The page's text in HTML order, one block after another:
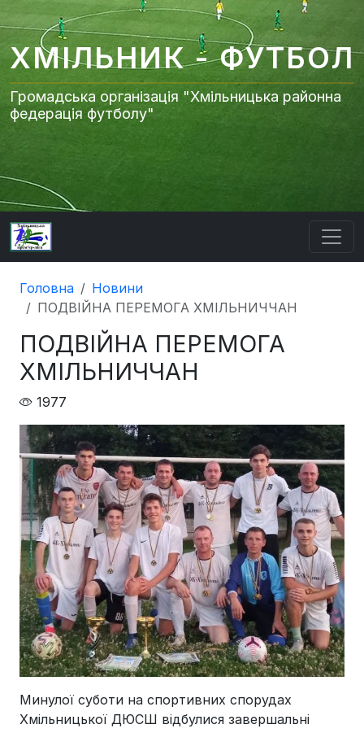
ХМІЛЬНИК - ФУТБОЛ
Громадська організація "Хмільницька районна
федерація футболу"
Головна
Новини
ПОДВІЙНА ПЕРЕМОГА ХМІЛЬНИЧЧАН
ПОДВІЙНА ПЕРЕМОГА
ХМІЛЬНИЧЧАН
1977
Минулої суботи на спортивних спорудах
Хмільницької ДЮСШ відбулися завершальні